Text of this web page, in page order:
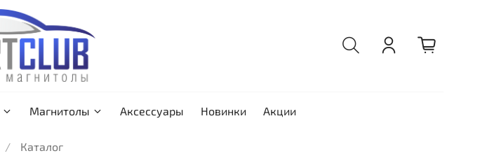
Магнитолы Аксессуары Новинки Акции
Каталог